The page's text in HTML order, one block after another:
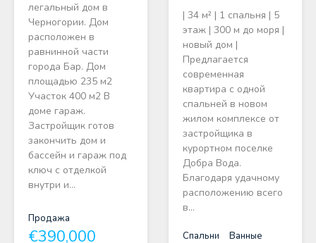
легальный дом в
Черногории. Дом
расположен в
равнинной части
города Бар. Дом
площадью 235 м2
Участок 400 м2 В
доме гараж.
Застройщик готов
закончить дом и
бассейн и гараж под
ключ с отделкой
внутри и…
Продажа
€390,000
| 34 м² | 1 спальня | 5
этаж | 300 м до моря |
новый дом |
Предлагается
современная
квартира с одной
спальней в новом
жилом комплексе от
застройщика в
курортном поселке
Добра Вода.
Благодаря удачному
расположению всего
в…
Спальни Ванные